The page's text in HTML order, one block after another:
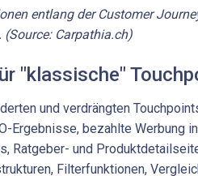
entlang der Customer
(Source: Carpathia.ch)
"klassische"
und verdrängten
Ergebnisse, bezahlte Werbung
Ratgeber- und
Filterfunktionen,